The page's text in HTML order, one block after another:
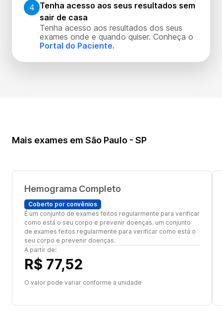
4 Tenha acesso aos seus resultados sem
sair de casa
Tenha acesso aos resultados dos seus
exames onde e quando quiser. Conheça o
Portal do Paciente.
Mais exames em São Paulo - SP
Hemograma Completo
Coberto por convênios
É um conjunto de exames feitos regularmente para verificar
como está o seu corpo e prevenir doenças. um conjunto
de exames feitos regularmente para verificar como está o
seu corpo e prevenir doenças.
A partir de:
R$ 77,52
O valor pode variar conforme a unidade